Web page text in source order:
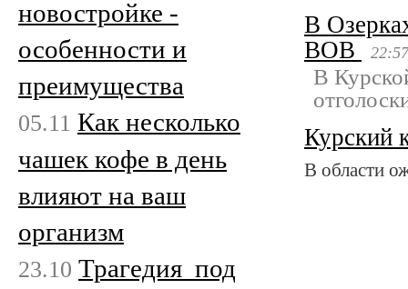
В
ВОВ
22:57
В
Курский
В области
новостройке -
особенности и
преимущества
05.11 Как несколько
чашек кофе в день
влияют на ваш
организм
23.10 Трагедия под